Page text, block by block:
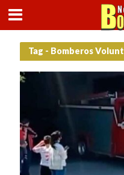
Tag - Bomberos